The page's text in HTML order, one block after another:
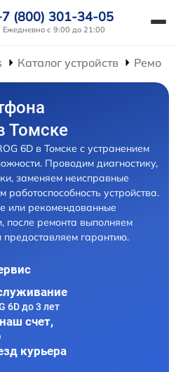
(800) 301-34-05
Ежедневно с 9:00 до 21:00
Каталог устройств
Томске
6D в Томске с устранением
Проводим диагностику,
заменяем неисправные
работоспособность устройства.
или рекомендованные
после ремонта выполняем
гарантию.
6D до 3 лет
счет,
курьера